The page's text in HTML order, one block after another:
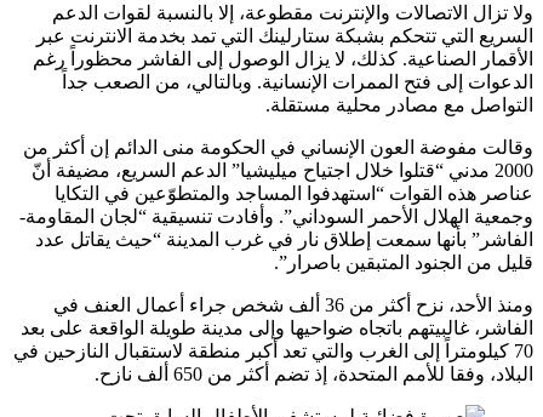
ولا تزال الاتصالات والإنترنت مقطوعة، إلا بالنسبة لقوات الدعم
السريع التي تتحكم بشبكة ستارلينك التي تمد بخدمة الانترنت عبر
الأقمار الصناعية. كذلك، لا يزال الوصول إلى الفاشر محظوراً رغم
الدعوات إلى فتح الممرات الإنسانية. وبالتالي، من الصعب جداً
التواصل مع مصادر محلية مستقلة.
وقالت مفوضة العون الإنساني في الحكومة منى الدائم إن أكثر من
2000 مدني “قتلوا خلال اجتياح ميليشيا” الدعم السريع، مضيفة أنّ
عناصر هذه القوات “استهدفوا المساجد والمتطوّعين في التكايا
وجمعية الهلال الأحمر السوداني”. وأفادت تنسيقية “لجان المقاومة-
الفاشر” بأنها سمعت إطلاق نار في غرب المدينة “حيث يقاتل عدد
قليل من الجنود المتبقين باصرار”.
ومنذ الأحد، نزح أكثر من 36 ألف شخص جراء أعمال العنف في
الفاشر، غالبيتهم باتجاه ضواحيها وإلى مدينة طويلة الواقعة على بعد
70 كيلومتراً إلى الغرب والتي تعد أكبر منطقة لاستقبال النازحين في
البلاد، وفقا للأمم المتحدة، إذ تضم أكثر من 650 ألف نازح.